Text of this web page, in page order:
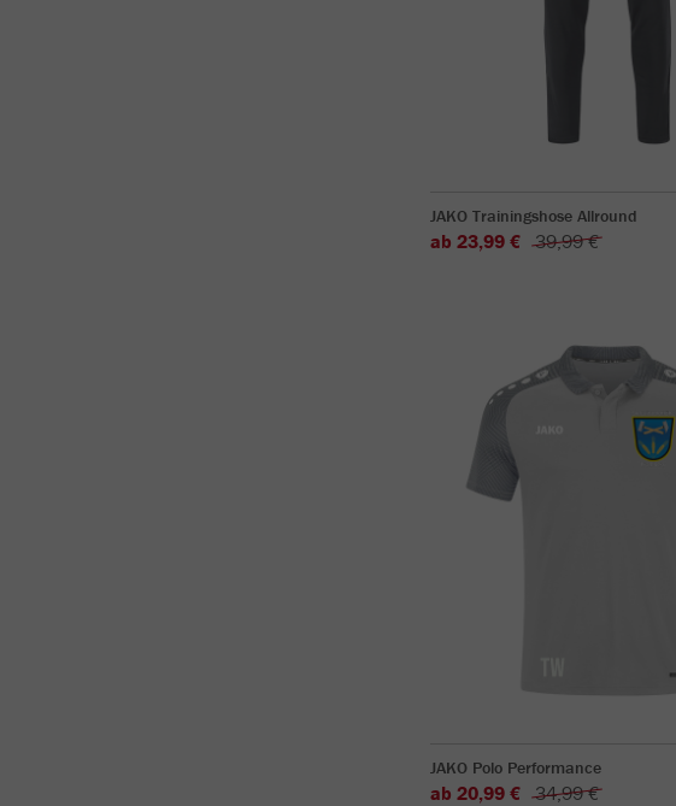
JAKO Trainingshose Allround
ab 23,99 € 39,99 €
JAKO Polo Performance
ab 20,99 € 34,99 €